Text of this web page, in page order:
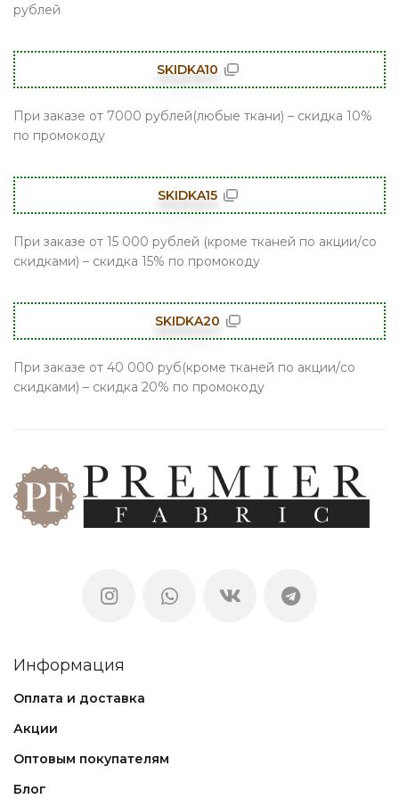
рублей
SKIDKA10
При заказе от 7000 рублей(любые ткани) – скидка 10%
по промокоду
SKIDKA15
При заказе от 15 000 рублей (кроме тканей по акции/со
скидками) – скидка 15% по промокоду
SKIDKA20
При заказе от 40 000 руб(кроме тканей по акции/со
скидками) – скидка 20% по промокоду
Информация
Оплата и доставка
Акции
Оптовым покупателям
Блог